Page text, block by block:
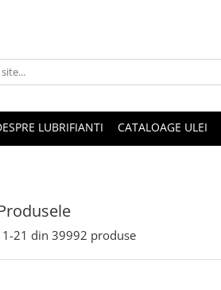
LUBRIFIANTI CATALOAGE ULEI
1-21 din 39992 produse